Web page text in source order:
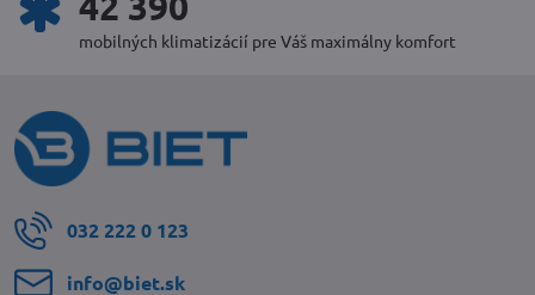
mobilných klimatizácií pre Váš maximálny komfort
032 222 0 123
info​@biet​.sk